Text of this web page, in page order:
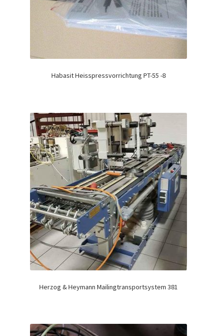
Habasit Heisspressvorrichtung PT-55 -8
Herzog & Heymann Mailingtransportsystem 381